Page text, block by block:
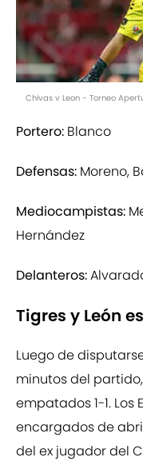
Chivas v Leon - Torneo
Portero: Blanco
Defensas: Moreno,
Mediocampistas:
Hernández
Delanteros:
Tigres y León
Luego de
minutos del
empatados 1-1. Los
encargados de
del ex jugador del